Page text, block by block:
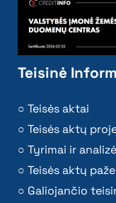
Teisinė
Teisės aktai
Teisės aktų
Tyrimai ir
Teisės aktų
Galiojančio